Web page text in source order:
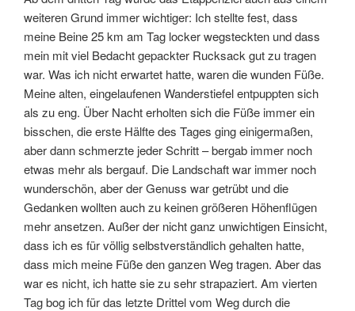
weiteren Grund immer wichtiger: Ich stellte fest, dass
meine Beine 25 km am Tag locker wegsteckten und dass
mein mit viel Bedacht gepackter Rucksack gut zu tragen
war. Was ich nicht erwartet hatte, waren die wunden Füße.
Meine alten, eingelaufenen Wanderstiefel entpuppten sich
als zu eng. Über Nacht erholten sich die Füße immer ein
bisschen, die erste Hälfte des Tages ging einigermaßen,
aber dann schmerzte jeder Schritt – bergab immer noch
etwas mehr als bergauf. Die Landschaft war immer noch
wunderschön, aber der Genuss war getrübt und die
Gedanken wollten auch zu keinen größeren Höhenflügen
mehr ansetzen. Außer der nicht ganz unwichtigen Einsicht,
dass ich es für völlig selbstverständlich gehalten hatte,
dass mich meine Füße den ganzen Weg tragen. Aber das
war es nicht, ich hatte sie zu sehr strapaziert. Am vierten
Tag bog ich für das letzte Drittel vom Weg durch die